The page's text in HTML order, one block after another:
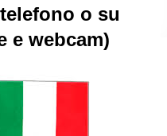
o su
e webcam)